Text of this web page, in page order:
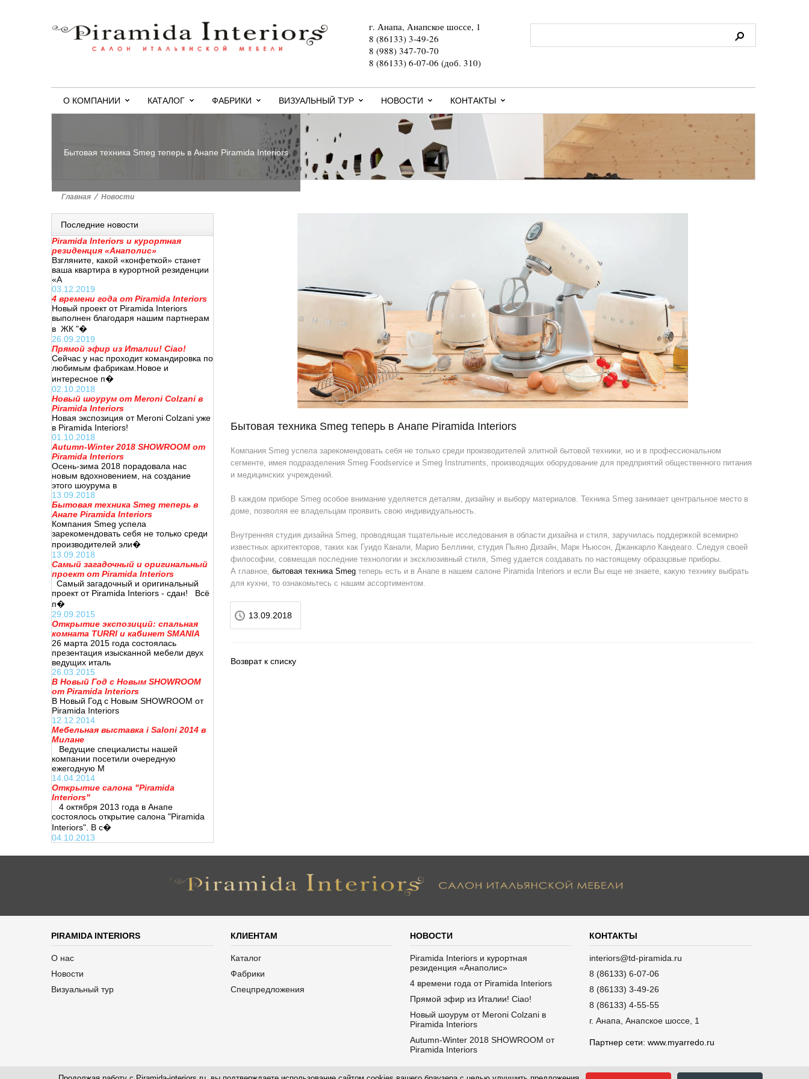
г. Анапа, Анапское шоссе, 1
8 (86133) 3-49-26
8 (988) 347-70-70
8 (86133) 6-07-06 (доб. 310)
О КОМПАНИИ КАТАЛОГ ФАБРИКИ ВИЗУАЛЬНЫЙ ТУР НОВОСТИ КОНТАКТЫ
Бытовая техника Smeg теперь в Анапе Piramida Interiors
Главная > Новости
Последние новости
Piramida Interiors и курортная
резиденция «Анаполис»
Взгляните, какой «конфеткой» станет
ваша квартира в курортной резиденции
«А
03.12.2019
4 времени года от Piramida Interiors
Новый проект от Piramida Interiors
выполнен благодаря нашим партнерам
в ЖК "�
26.09.2019
Прямой эфир из Италии! Ciao!
Сейчас у нас проходит командировка по
любимым фабрикам.Новое и
интересное п�
02.10.2018
Новый шоурум от Meroni Colzani в
Piramida Interiors
Новая экспозиция от Meroni Colzani уже
в Piramida Interiors!
01.10.2018
Autumn-Winter 2018 SHOWROOM от
Piramida Interiors
Осень-зима 2018 порадовала нас
новым вдохновением, на создание
этого шоурума в
13.09.2018
Бытовая техника Smeg теперь в
Анапе Piramida Interiors
Компания Smeg успела
зарекомендовать себя не только среди
производителей эли�
13.09.2018
Самый загадочный и оригинальный
проект от Piramida Interiors
Самый загадочный и оригинальный
проект от Piramida Interiors - сдан! Всё
п�
29.09.2015
Открытие экспозиций: спальная
комната TURRI и кабинет SMANIA
26 марта 2015 года состоялась
презентация изысканной мебели двух
ведущих италь
26.03.2015
В Новый Год с Новым SHOWROOM
от Piramida Interiors
В Новый Год с Новым SHOWROOM от
Piramida Interiors
12.12.2014
Мебельная выставка i Saloni 2014 в
Милане
Ведущие специалисты нашей
компании посетили очередную
ежегодную М
14.04.2014
Открытие салона "Piramida
Interiors"
4 октября 2013 года в Анапе
состоялось открытие салона "Piramida
Interiors". В с�
04.10.2013
Бытовая техника Smeg теперь в Анапе Piramida Interiors
Компания Smeg успела зарекомендовать себя не только среди производителей элитной бытовой техники, но и в профессиональном
сегменте, имея подразделения Smeg Foodservice и Smeg Instruments, производящих оборудование для предприятий общественного питания
и медицинских учреждений.
В каждом приборе Smeg особое внимание уделяется деталям, дизайну и выбору материалов. Техника Smeg занимает центральное место в
доме, позволяя ее владельцам проявить свою индивидуальность.
Внутренняя студия дизайна Smeg, проводящая тщательные исследования в области дизайна и стиля, заручилась поддержкой всемирно
известных архитекторов, таких как Гуидо Канали, Марио Беллини, студия Пьяно Дизайн, Марк Ньюсон, Джанкарло Кандеаго. Следуя своей
философии, совмещая последние технологии и эксклюзивный стиля, Smeg удается создавать по настоящему образцовые приборы.
А главное, бытовая техника Smeg теперь есть и в Анапе в нашем салоне Piramida Interiors и если Вы еще не знаете, какую технику выбрать
для кухни, то ознакомьтесь с нашим ассортиментом.
13.09.2018
Возврат к списку
PIRAMIDA INTERIORS
О нас
Новости
Визуальный тур
КЛИЕНТАМ
Каталог
Фабрики
Спецпредложения
НОВОСТИ
Piramida Interiors и курортная
резиденция «Анаполис»
4 времени года от Piramida Interiors
Прямой эфир из Италии! Ciao!
Новый шоурум от Meroni Colzani в
Piramida Interiors
Autumn-Winter 2018 SHOWROOM от
Piramida Interiors
КОНТАКТЫ
interiors@td-piramida.ru
8 (86133) 6-07-06
8 (86133) 3-49-26
8 (86133) 4-55-55
г. Анапа, Анапское шоссе, 1
Партнер сети: www.myarredo.ru